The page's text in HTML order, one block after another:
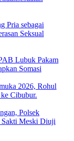
Pria sebagai
Seksual
Lubuk Pakam
Somasi
2026, Rohul
Cibubur.
Polsek
Sakti Meski Diuji